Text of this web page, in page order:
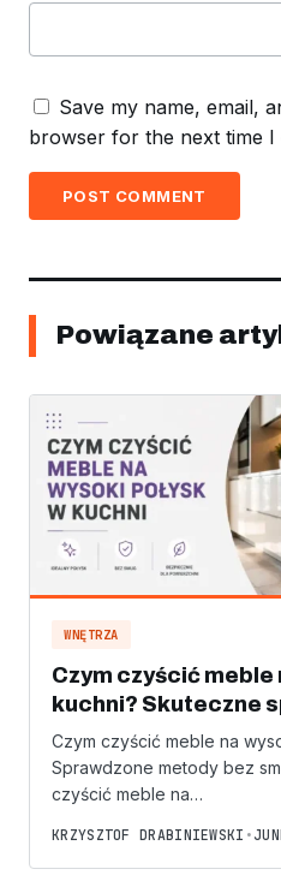
Save my name, email,
browser for the next time I
POST COMMENT
Powiązane
WNĘTRZA
Czym czyścić meble
kuchni? Skuteczne
Czym czyścić meble na
Sprawdzone metody bez
czyścić meble na…
KRZYSZTOF DRABINIEWSKI •